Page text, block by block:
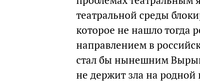
театральной среды
которое не нашло тогда
направлением в
стал бы нынешним
не держит зла на родной